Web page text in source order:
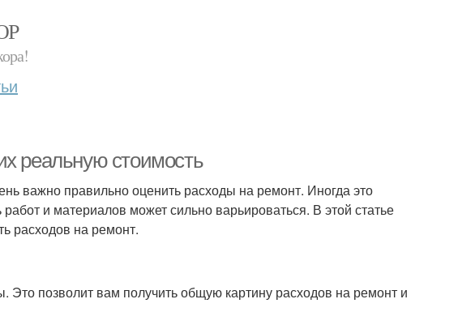
реальную стоимость
важно правильно оценить расходы на ремонт. Иногда это
и материалов может сильно варьироваться. В этой статье
расходов на ремонт.
позволит вам получить общую картину расходов на ремонт и